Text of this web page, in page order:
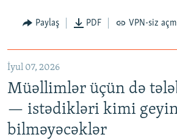
Paylaş PDF VPN-siz
İyul 07, 2026
Müəllimlər üçün də
— istədikləri kimi
bilməyəcəklər